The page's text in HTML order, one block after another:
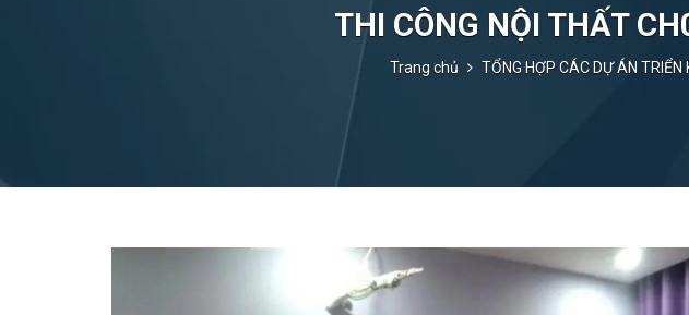
THI CÔNG NỘI THẤT
Trang chủ TỔNG HỢP CÁC DỰ ÁN TRIỂN